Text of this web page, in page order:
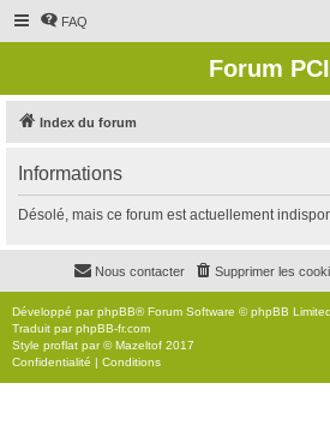
FAQ
Forum PCI
Index du forum
Informations
Désolé, mais ce forum est actuellement
Supprimer les
Nous contacter
Développé parphpBB® Forum Software © phpBB Limited
Traduit parphpBB-fr.com
Style proflat par ©Mazeltof 2017
Confidentialité | Conditions